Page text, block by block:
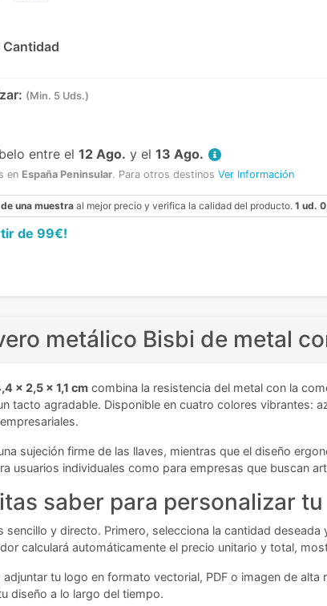
Cantidad
(Min. 5 Uds.)
entre el 12 Ago. y el 13 Ago.
en España Peninsular. Para otros destinos Ver Información
una muestra al mejor precio y verifica la calidad del producto. 1 ud.
de 99€!
metálico Bisbi de metal
x 2,5 x 1,1 cm combina la resistencia del metal con la
tacto agradable. Disponible en cuatro colores vibrantes:
sujeción firme de las llaves, mientras que el diseño
usuarios individuales como para empresas que buscan
saber para personalizar
sencillo y directo. Primero, selecciona la cantidad
calculará automáticamente el precio unitario y total,
tu logo en formato vectorial, PDF o imagen de
diseño a lo largo del tiempo.